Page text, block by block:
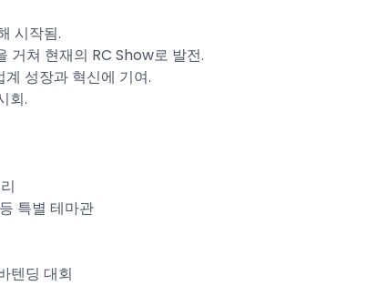
시작됨.
거쳐 현재의 RC Show로 발전.
성장과 혁신에 기여.
회.
특별 테마관
텐딩 대회